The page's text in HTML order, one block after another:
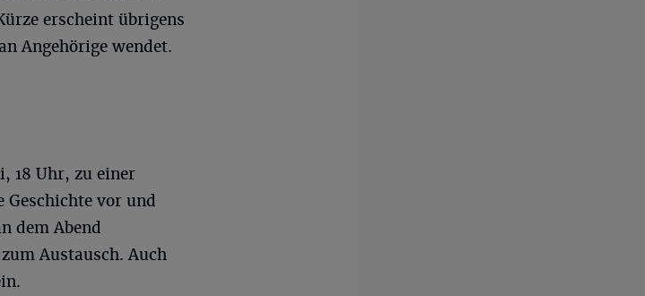
erscheint übrigens
Angehörige wendet.
18 Uhr, zu einer
vor und
dem Abend
Austausch. Auch